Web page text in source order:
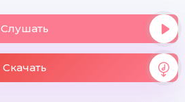
Слушать
Скачать